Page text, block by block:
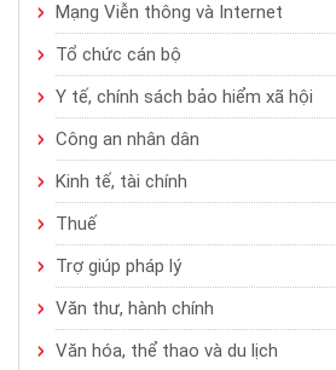
Mạng Viễn thông và Internet
Tổ chức cán bộ
Y tế, chính sách bảo hiểm xã hội
Công an nhân dân
Kinh tế, tài chính
Thuế
Trợ giúp pháp lý
Văn thư, hành chính
Văn hóa, thể thao và du lịch